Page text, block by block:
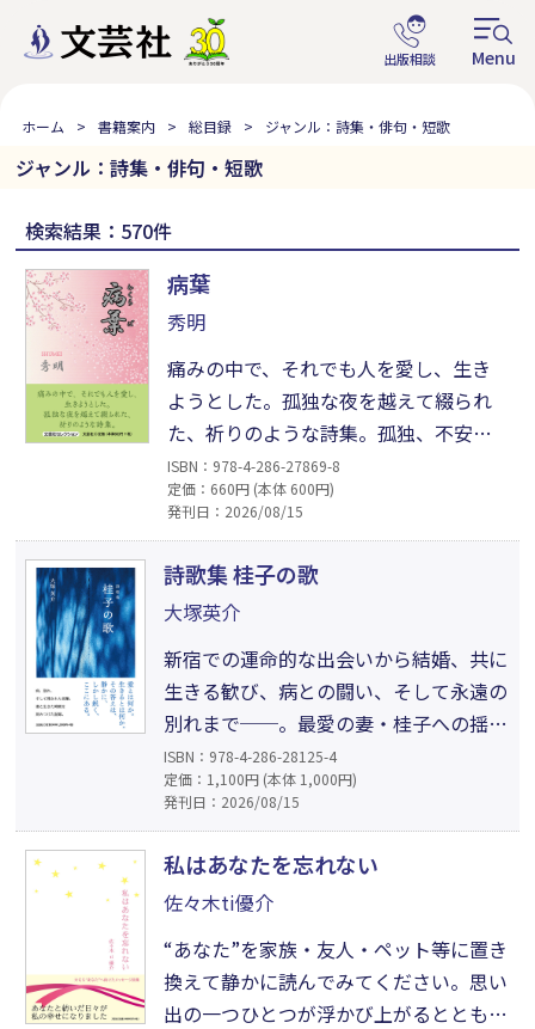
ホーム 書籍案内 総目録 ジャンル：詩集・俳句・短歌
ジャンル：詩集・俳句・短歌
検索結果：570件
病葉
秀明
痛みの中で、それでも人を愛し、生き
ようとした。孤独な夜を越えて綴られ
た、祈りのような詩集。孤独、不安、
家族、友情、死への想い……。そし
て、大切な人が隣にいる喜び。揺れ続
ける心を見つめながら、それでも誰か
を愛し、ぬくもりを求め、生きようと
した日々。静かな言葉のひとつひとつ
が、読む人の胸にそっと寄り添ってく
れる散文詩集。
ISBN：978-4-286-27869-8
定価：660円 (本体 600円)
発刊日：2026/08/15
詩歌集 桂子の歌
大塚英介
新宿での運命的な出会いから結婚、共に
生きる歓び、病との闘い、そして永遠の
別れまで──。最愛の妻・桂子への揺る
ぎない愛を軸に、人を愛すること、生き
ることの本質を見つめた44編を収録。痛
みや喪失を抱えながらも、人間の尊厳と
希望を静かに問いかける言葉が心に深く
沁みわたる。本書は評論家、文筆家とし
て活動した著者の愛と生の記憶を刻んだ
詩集。
ISBN：978-4-286-28125-4
定価：1,100円 (本体 1,000円)
発刊日：2026/08/15
私はあなたを忘れない
佐々木ti優介
“あなた”を家族・友人・ペット等に置き
換えて静かに読んでみてください。思い
出の一つひとつが浮かび上がるととも